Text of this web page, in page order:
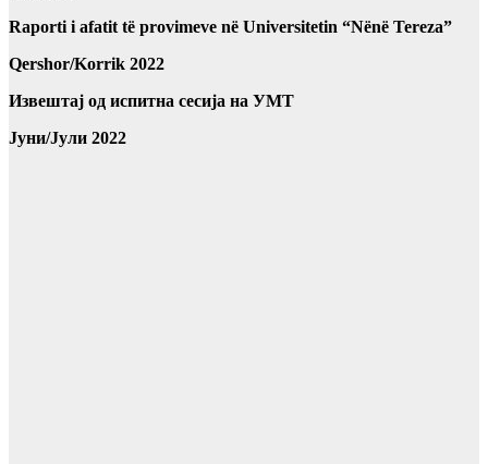
Raporti i afatit të provimeve në Universitetin “Nënë Tereza”
Qershor/Korrik 2022
Извештај од испитна сесија на УМТ
Јуни/Јули 2022